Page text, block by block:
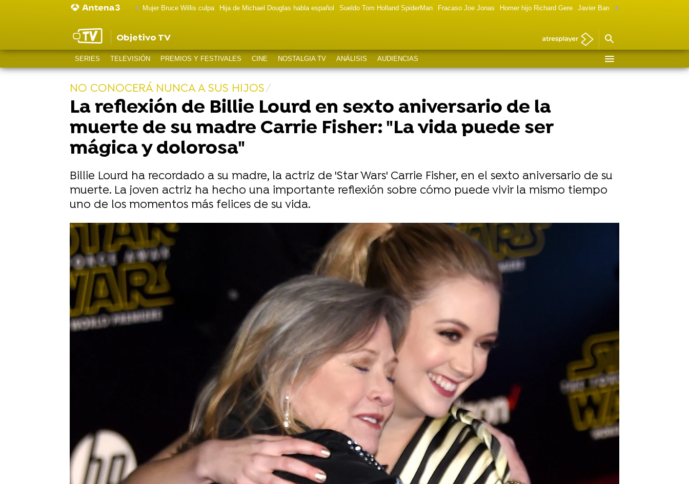
Mujer Bruce Willis culpa Hija de Michael Douglas habla español Sueldo Tom Holland SpiderMan Fracaso Joe Jonas Homer hijo Richard Gere Javier Bardem política
Objetivo TV
SERIES TELEVISIÓN PREMIOS Y FESTIVALES CINE NOSTALGIA TV ANÁLISIS AUDIENCIAS
NO CONOCERÁ NUNCA A SUS HIJOS
La reflexión de Billie Lourd en sexto aniversario de la
muerte de su madre Carrie Fisher: "La vida puede ser
mágica y dolorosa"
Billie Lourd ha recordado a su madre, la actriz de 'Star Wars' Carrie Fisher, en el sexto aniversario de su
muerte. La joven actriz ha hecho una importante reflexión sobre cómo puede vivir la mismo tiempo
uno de los momentos más felices de su vida.